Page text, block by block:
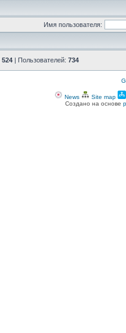
Имя пользователя:
524 | Пользователей: 734
News Site map
Создано на основе